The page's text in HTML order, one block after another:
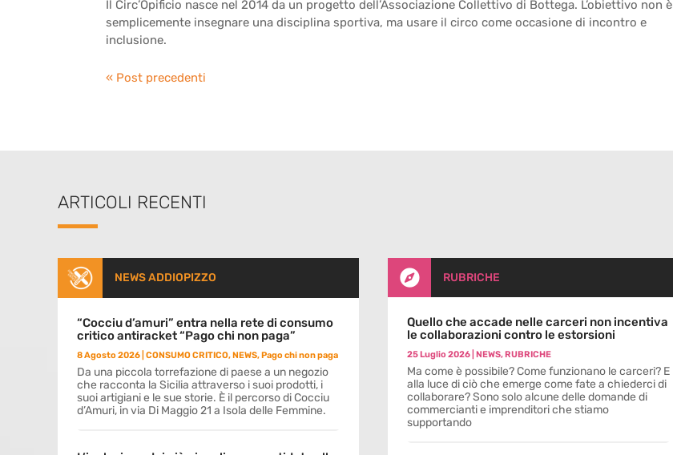
Il Circ’Opificio nasce nel 2014 da un progetto dell’Associazione Collettivo di Bottega. L’obiettivo non è
semplicemente insegnare una disciplina sportiva, ma usare il circo come occasione di incontro e
inclusione.
« Post precedenti
ARTICOLI RECENTI
NEWS ADDIOPIZZO
“Cocciu d’amuri” entra nella rete di consumo
critico antiracket “Pago chi non paga”
8 Agosto 2026 CONSUMO CRITICO, NEWS, Pago chi non paga
Da una piccola torrefazione di paese a un negozio
che racconta la Sicilia attraverso i suoi prodotti, i
suoi artigiani e le sue storie. È il percorso di Cocciu
d’Amuri, in via Di Maggio 21 a Isola delle Femmine.
 RUBRICHE
Quello che accade nelle carceri non incentiva
le collaborazioni contro le estorsioni
25 Luglio 2026| NEWS, RUBRICHE
Ma come è possibile? Come funzionano le carceri? E
alla luce di ciò che emerge come fate a chiederci di
collaborare? Sono solo alcune delle domande di
commercianti e imprenditori che stiamo
supportando